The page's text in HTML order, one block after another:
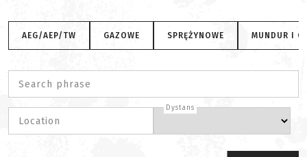
AEG/AEP/TW GAZOWE SPRĘŻYNOWE MUNDUR I
Search phrase
Location
Dystans